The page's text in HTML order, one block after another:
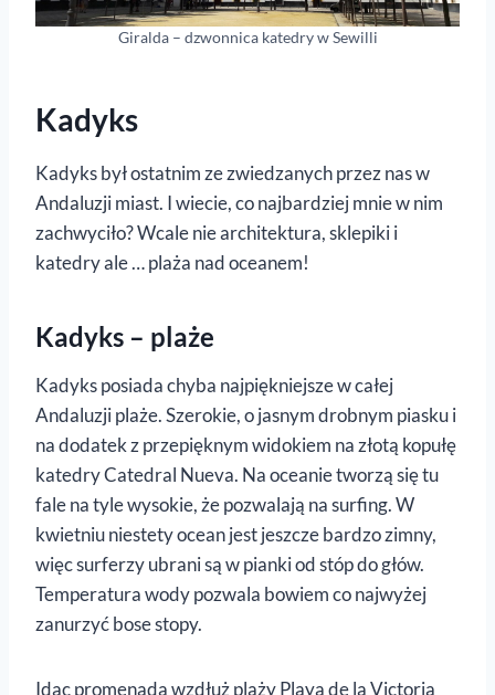
Giralda – dzwonnica katedry w Sewilli
Kadyks
Kadyks był ostatnim ze zwiedzanych przez nas w
Andaluzji miast. I wiecie, co najbardziej mnie w nim
zachwyciło? Wcale nie architektura, sklepiki i
katedry ale … plaża nad oceanem!
Kadyks – plaże
Kadyks posiada chyba najpiękniejsze w całej
Andaluzji plaże. Szerokie, o jasnym drobnym piasku i
na dodatek z przepięknym widokiem na złotą kopułę
katedry Catedral Nueva. Na oceanie tworzą się tu
fale na tyle wysokie, że pozwalają na surfing. W
kwietniu niestety ocean jest jeszcze bardzo zimny,
więc surferzy ubrani są w pianki od stóp do głów.
Temperatura wody pozwala bowiem co najwyżej
zanurzyć bose stopy.
Idąc promenadą wzdłuż plaży Playa de la Victoria